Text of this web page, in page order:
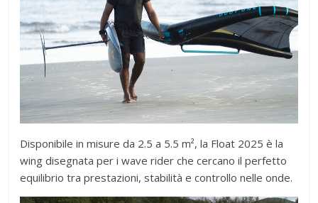
Disponibile in misure da 2.5 a 5.5 m², la Float 2025 è la
wing disegnata per i wave rider che cercano il perfetto
equilibrio tra prestazioni, stabilità e controllo nelle onde.